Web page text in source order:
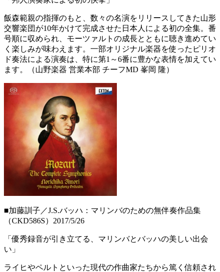
飯森範親の指揮のもと、数々の名演をリリースしてきた山形
交響楽団が10年かけて完成させた日本人による初の全集。番
号順に収められ、モーツァルトの成長とともに聴き進めてい
く楽しみが味わえます。一部オリジナル楽器を使ったピリオ
ド奏法による演奏は、特に第1～6番に豊かな表情を加えてい
ます。（山野楽器 営業本部 チーフMD 峯岡 隆）
■加藤訓子／J.S.バッハ：マリンバのための無伴奏作品集
（CKD586S）2017/5/26
「優秀録音が引き立てる、マリンバとバッハの美しい出会
い」
ライヒやペルトといった現代の作曲家たちから篤く信頼され